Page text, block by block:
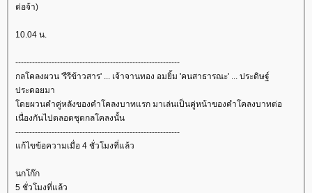
ต่อจ้า)
10.04 น.
-----------------------------------------------------------
กลโคลงผวน 'รีรีข้าวสาร' ... เจ้าจานทอง อมยิ้ม 'คนสาธารณะ' ... ประดิษฐ์
ประดอยมา
ดยผวนคำคู่หลังของคำโคลงบาทแรก มาเล่นเป็นคู่หน้าของคำโคลงบาทต่อ
เนื่องกันไปตลอดชุดกลโคลงนั้น
-----------------------------------------------------------
ก้ไขข้อความเมื่อ 4 ชั่วโมงที่แล้ว
นกโก๊ก
5 ชั่วโมงที่แล้ว